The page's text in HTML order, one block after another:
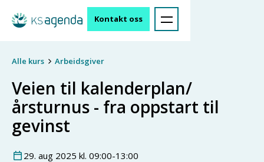
Kontakt oss
Alle kurs Arbeidsgiver
Veien til kalenderplan/
årsturnus - fra oppstart til
gevinst
29. aug 2025 kl. 09:00-13:00